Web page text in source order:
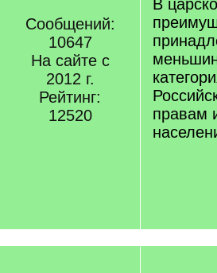
Сообщений:
10647
На сайте с
2012 г.
Рейтинг:
12520
В
правам